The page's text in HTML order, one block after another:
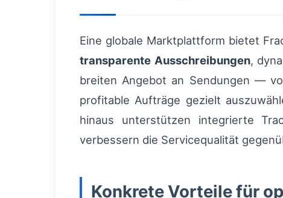
Eine globale Marktplattform bietet
transparente Ausschreibungen,
breiten Angebot an Sendungen —
profitable Aufträge gezielt
hinaus unterstützen integrierte
verbessern die Servicequalität
Konkrete Vorteile für